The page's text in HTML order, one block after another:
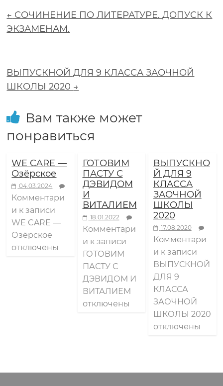
а
з
а
в
т
а
ш
н
н
← СОЧИНЕНИЕ ПО ЛИТЕРАТУРЕ. ДОПУСК К
ЭКЗАМЕНАМ.
ВЫПУСКНОЙ ДЛЯ 9 КЛАССА ЗАОЧНОЙ
ШКОЛЫ 2020 →
Вам также может
понравиться
WE CARE —
Озёрское
04.03.2024
Комментари
и к записи
WE CARE —
Озёрское
отключены
ГОТОВИМ
ПАСТУ С
ДЭВИДОМ
И
ВИТАЛИЕМ
18.01.2022
Комментари
и к записи
ГОТОВИМ
ПАСТУ С
ДЭВИДОМ И
ВИТАЛИЕМ
отключены
ВЫПУСКНО
Й ДЛЯ 9
КЛАССА
ЗАОЧНОЙ
ШКОЛЫ
2020
17.08.2020
Комментари
и к записи
ВЫПУСКНОЙ
ДЛЯ 9
КЛАССА
ЗАОЧНОЙ
ШКОЛЫ 2020
отключены